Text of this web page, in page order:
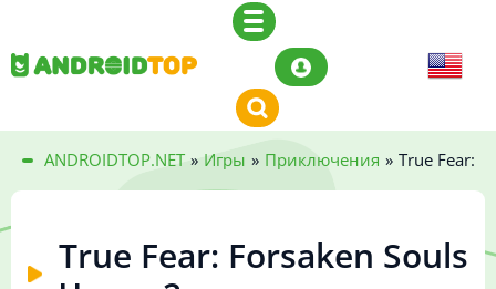
ANDROIDTOP.NET » Игры » Приключения » True Fear:
True Fear: Forsaken Souls